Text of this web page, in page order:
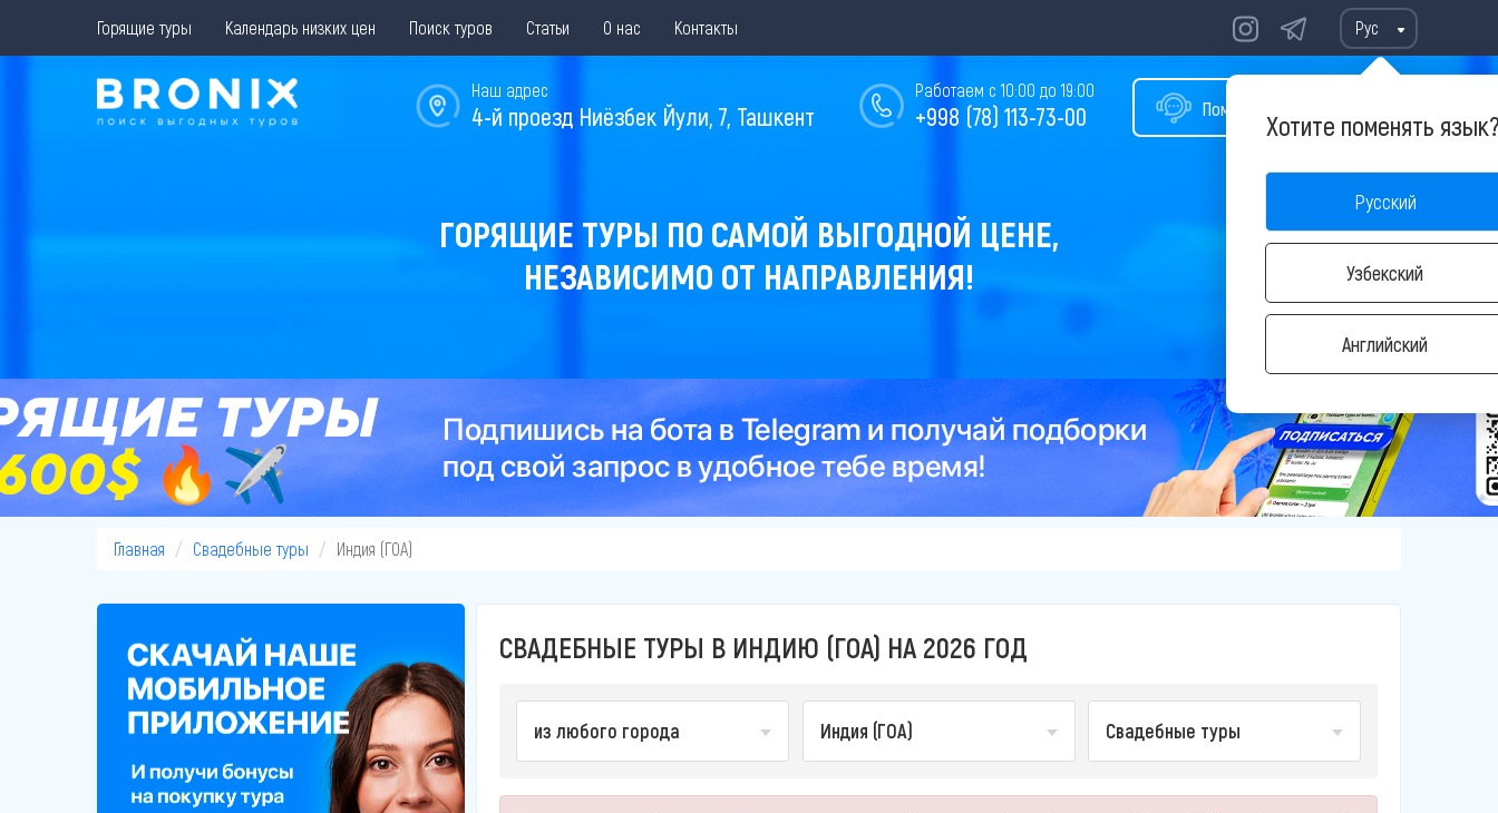
Горящие туры Календарь низких цен Поиск туров Статьи О нас Контакты Рус
Хотите поменять
Русский
Узбекский
Английский
Помощь в подборе тура
Работаем с 10:00 до 19:00
+998 (78) 113-73-00
Наш адрес
4-й проезд Ниёзбек Йули, 7, Ташкент
ГОРЯЩИЕ ТУРЫ ПО САМОЙ ВЫГОДНОЙ ЦЕНЕ,
НЕЗАВИСИМО ОТ НАПРАВЛЕНИЯ!
Главная Свадебные туры Индия (ГОА)
СВАДЕБНЫЕ ТУРЫ В ИНДИЮ (ГОА) НА 2026 ГОД
из любого города Индия (ГОА) Свадебные туры